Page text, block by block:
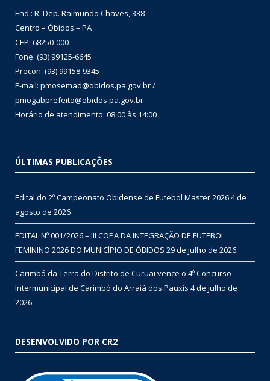
End.: R. Dep. Raimundo Chaves, 338
Centro – Óbidos – PA
CEP: 68250-000
Fone: (93) 99125-6645
Procon: (93) 99158-9345
E-mail: pmosemad@obidos.pa.gov.br /
pmogabprefeito@obidos.pa.gov.br
Horário de atendimento: 08:00 às 14:00
ÚLTIMAS PUBLICAÇÕES
Edital do 2º Campeonato Obidense de Futebol Master 20264 de
agosto de 2026
EDITAL Nº 001/2026 – III COPA DA INTEGRAÇÃO DE FUTEBOL
FEMININO 2026 DO MUNICÍPIO DE ÓBIDOS 29 de julho de 2026
Carimbó da Terra do Distrito de Curuai vence o 4º Concurso
Intermunicipal de Carimbó do Arraiá dos Pauxis 4 de julho de
2026
DESENVOLVIDO POR CR2